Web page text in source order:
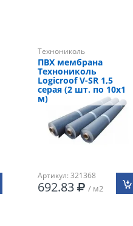
Технониколь
ПВХ мембрана
Технониколь
Logicroof V-SR 1,5
серая (2 шт. по 10х1
м)
Артикул: 321368
692.83 / м2